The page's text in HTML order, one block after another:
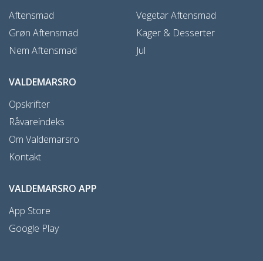
Aftensmad
Grøn Aftensmad
Nem Aftensmad
Vegetar Aftensmad
Kager & Desserter
Jul
VALDEMARSRO
Opskrifter
Råvareindeks
Om Valdemarsro
Kontakt
VALDEMARSRO APP
App Store
Google Play